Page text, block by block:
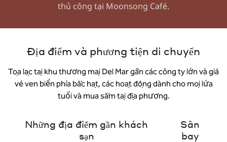
thủ công tại Moonsong Café.
Địa điểm và phương tiện di chuyển
Tọa lạc tại khu thương mại Del Mar gần các công ty lớn và giá
vé ven biển phía bắc hạt, các hoạt động dành cho mọi lứa
tuổi và mua sắm tại địa phương.
Những địa điểm gần khách
sạn
Sân
bay